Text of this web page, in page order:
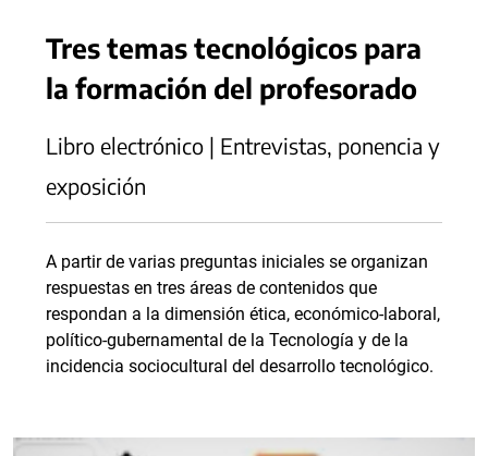
Tres temas tecnológicos para
la formación del profesorado
Libro electrónico | Entrevistas, ponencia y
exposición
A partir de varias preguntas iniciales se organizan
respuestas en tres áreas de contenidos que
respondan a la dimensión ética, económico-laboral,
político-gubernamental de la Tecnología y de la
incidencia sociocultural del desarrollo tecnológico.